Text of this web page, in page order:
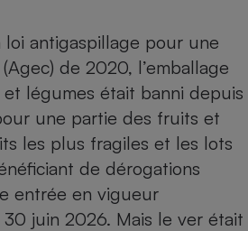
loi antigaspillage pour une
de 2020, l’emballage
légumes était banni depuis
une partie des fruits et
les plus fragiles et les lots
de dérogations
entrée en vigueur
30 juin 2026. Mais le ver était
Plaque de cuisson à
induction
Téléphone mobile -
Smartphone
Radiateur électrique